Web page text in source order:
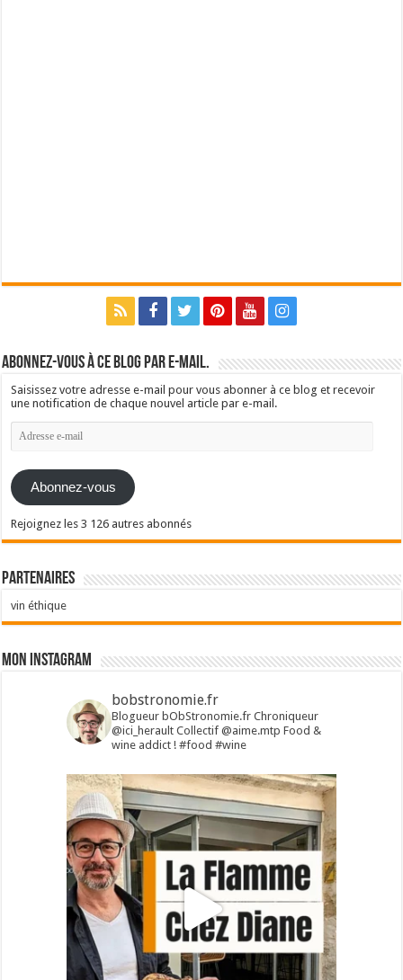
Abonnez-vous à ce blog par e-mail.
Saisissez votre adresse e-mail pour vous abonner à ce blog et recevoir
une notification de chaque nouvel article par e-mail.
Adresse
e-
Abonnez-vous
Rejoignez les 3 126 autres abonnés
Partenaires
vin éthique
Mon Instagram
bobstronomie.fr
Blogueur bObStronomie.fr Chroniqueur
@ici_heraultCollectif @aime.mtp Food &
wine addict !#food #wine